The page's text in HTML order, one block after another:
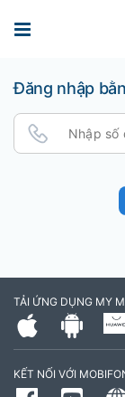
Đăng nhập
TẢI ỨNG DỤNG MY
KẾT NỐI VỚI